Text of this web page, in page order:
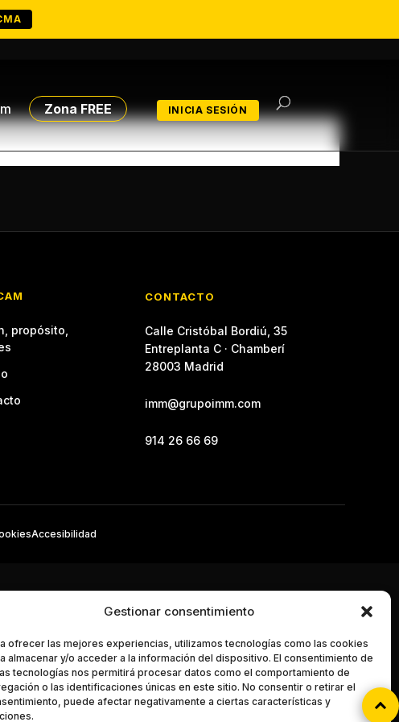
Gestionar consentimiento
ofrecer las mejores experiencias, utilizamos tecnologías como las cookies
almacenar y/o acceder a la información del dispositivo. El consentimiento de
tecnologías nos permitirá procesar datos como el comportamiento de
o las identificaciones únicas en este sitio. No consentir o retirar el
puede afectar negativamente a ciertas características y
Zona FREE INICIA SESIÓN
propósito,
CONTACTO
Calle Cristóbal Bordiú, 35
Entreplanta C · Chamberí
28003 Madrid
imm@grupoimm.com
914 26 66 69
Accesibilidad